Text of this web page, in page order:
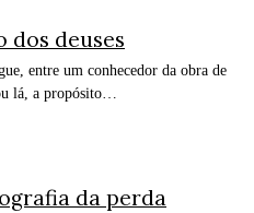
dos deuses
entre um conhecedor da obra de
lá, a propósito…
da perda